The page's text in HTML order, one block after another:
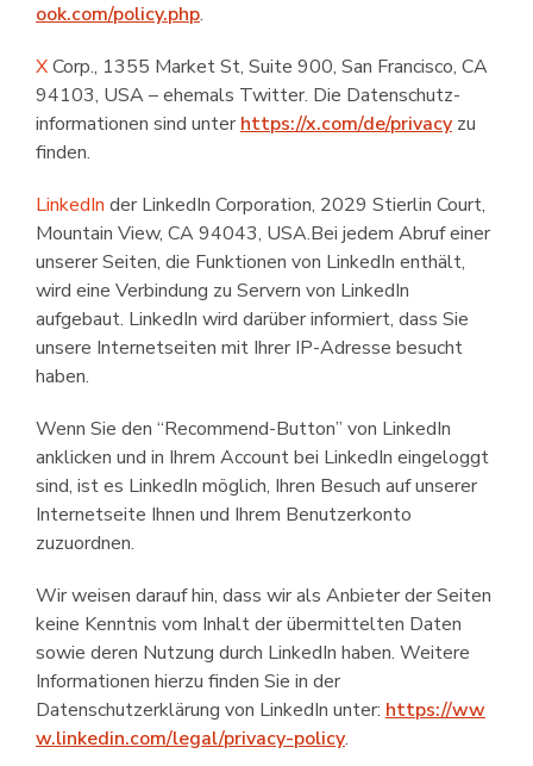
ook.com/policy.php.
XCorp., 1355 Market St, Suite 900, San Francisco, CA
94103, USA – ehemals Twitter. Die Datenschutz­
informationen sind unter https://x.com/de/privacy zu
finden.
LinkedIn der LinkedIn Corporation, 2029 Stierlin Court,
Mountain View, CA 94043, USA.Bei jedem Abruf einer
unserer Seiten, die Funktionen von LinkedIn enthält,
wird eine Verbindung zu Servern von LinkedIn
aufgebaut. LinkedIn wird darüber informiert, dass Sie
unsere Internetseiten mit Ihrer IP-Adresse besucht
haben.
Wenn Sie den “Recommend-Button” von LinkedIn
anklicken und in Ihrem Account bei LinkedIn eingeloggt
sind, ist es LinkedIn möglich, Ihren Besuch auf unserer
Internetseite Ihnen und Ihrem Benutzerkonto
zuzuordnen.
Wir weisen darauf hin, dass wir als Anbieter der Seiten
keine Kenntnis vom Inhalt der übermittelten Daten
sowie deren Nutzung durch LinkedIn haben. Weitere
Informationen hierzu finden Sie in der
Datenschutzerklärung von LinkedIn unter: https://ww
w.linkedin.com/legal/privacy-policy.